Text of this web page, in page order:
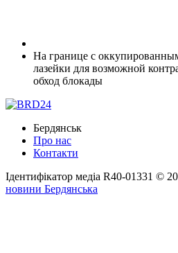
На границе с
лазейки для возможной
обход блокады
Бердянськ
Про нас
Контакти
Ідентифікатор медіа R40-01331 ©
новини Бердянська